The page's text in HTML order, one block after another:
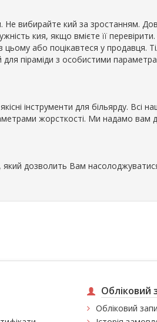
вибирайте кий за зростанням.
кия, якщо вмієте її
або поцікавтеся у продавця.
для піраміди з особистими
інструменти для більярду. Всі
жорсткості. Ми надамо вам
який дозволить Вам
Обліковий
Обліковий